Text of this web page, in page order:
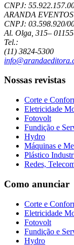
CNPJ:
ARANDA
CNPJ: 03.598.920/
Al. Olga, 315–
Tel.:
(11) 3824-5300
Nossas revistas
Corte e
Eletricidade
Fotovolt
Fundição e
Hydro
Máquinas e
Plástico
Redes,
Como anunciar
Corte e
Eletricidade
Fotovolt
Fundição e
Hydro